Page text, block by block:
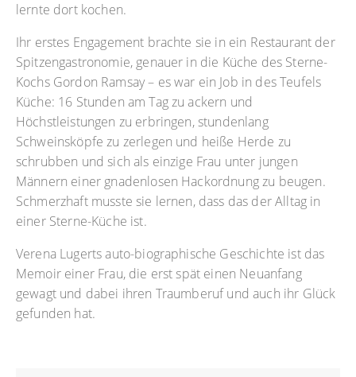
lernte dort kochen.
Ihr erstes Engagement brachte sie in ein Restaurant der
Spitzengastronomie, genauer in die Küche des Sterne-
Kochs Gordon Ramsay – es war ein Job in des Teufels
Küche: 16 Stunden am Tag zu ackern und
Höchstleistungen zu erbringen, stundenlang
Schweinsköpfe zu zerlegen und heiße Herde zu
schrubben und sich als einzige Frau unter jungen
Männern einer gnadenlosen Hackordnung zu beugen.
Schmerzhaft musste sie lernen, dass das der Alltag in
einer Sterne-Küche ist.
Verena Lugerts auto-biographische Geschichte ist das
Memoir einer Frau, die erst spät einen Neuanfang
gewagt und dabei ihren Traumberuf und auch ihr Glück
gefunden hat.